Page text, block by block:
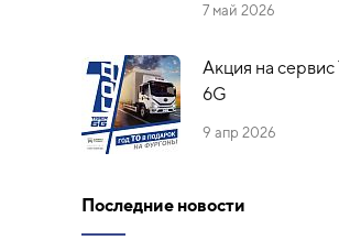
7 май 2026
Акция на сервис
6G
9 апр 2026
Последние новости